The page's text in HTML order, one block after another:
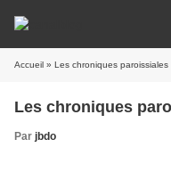
Accueil » Les chroniques paroissiales
Les chroniques
Par jbdo